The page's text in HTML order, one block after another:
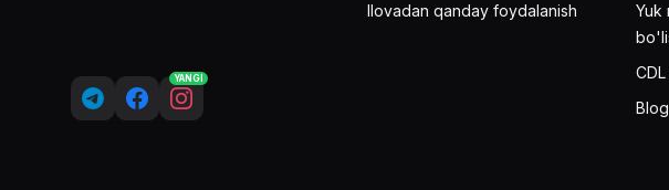
YANGI
Ilovadan qanday foydalanish
Yuk
Blog